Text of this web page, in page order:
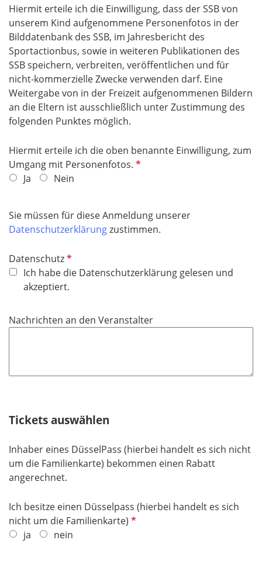
e
l
d
c
h
t
f
e
l
d
Hiermit erteile ich die Einwilligung, dass der SSB von
unserem Kind aufgenommene Personenfotos in der
Bilddatenbank des SSB, im Jahresbericht des
Sportactionbus, sowie in weiteren Publikationen des
SSB speichern, verbreiten, veröffentlichen und für
nicht-kommerzielle Zwecke verwenden darf. Eine
Weitergabe von in der Freizeit aufgenommenen Bildern
an die Eltern ist ausschließlich unter Zustimmung des
folgenden Punktes möglich.
Hiermit erteile ich die oben benannte Einwilligung, zum
Umgang mit Personenfotos. P
c
h
e
Ja Nein
Sie müssen für diese Anmeldung unserer
Datenschutzerklärungzustimmen.
DatenschutzP
f
l
h
Ich habe die Datenschutzerklärung gelesen und
akzeptiert.
Nachrichten an den Veranstalter
Tickets auswählen
Inhaber eines DüsselPass (hierbei handelt es sich nicht
um die Familienkarte) bekommen einen Rabatt
angerechnet.
Ich besitze einen Düsselpass (hierbei handelt es sich
nicht um die Familienkarte) P
ja nein